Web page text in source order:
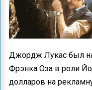
Джордж Лукас был
Фрэнка Оза в роли
долларов на